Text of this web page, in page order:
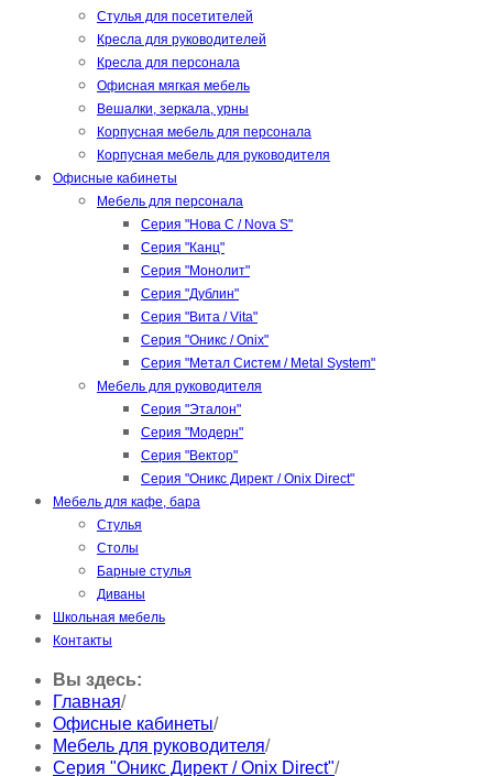
Стулья для посетителей
Кресла для руководителей
Кресла для персонала
Офисная мягкая мебель
Вешалки, зеркала, урны
Корпусная мебель для персонала
Корпусная мебель для руководителя
Офисные кабинеты
Мебель для персонала
Серия "Нова С / Nova S"
Серия "Канц"
Серия "Монолит"
Серия "Дублин"
Серия "Вита / Vita"
Серия "Оникс / Onix"
Серия "Метал Систем / Metal System"
Мебель для руководителя
Серия "Эталон"
Серия "Модерн"
Серия "Вектор"
Серия "Оникс Директ / Onix Direct"
Мебель для кафе, бара
Стулья
Столы
Барные стулья
Диваны
Школьная мебель
Контакты
Вы здесь:
Главная/
Офисные кабинеты/
Мебель для руководителя/
Серия "Оникс Директ / Onix Direct"/